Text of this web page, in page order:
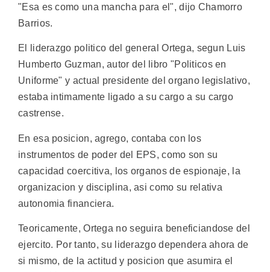
"Esa es como una mancha para el", dijo Chamorro
Barrios.
El liderazgo politico del general Ortega, segun Luis
Humberto Guzman, autor del libro "Politicos en
Uniforme" y actual presidente del organo legislativo,
estaba intimamente ligado a su cargo a su cargo
castrense.
En esa posicion, agrego, contaba con los
instrumentos de poder del EPS, como son su
capacidad coercitiva, los organos de espionaje, la
organizacion y disciplina, asi como su relativa
autonomia financiera.
Teoricamente, Ortega no seguira beneficiandose del
ejercito. Por tanto, su liderazgo dependera ahora de
si mismo, de la actitud y posicion que asumira el